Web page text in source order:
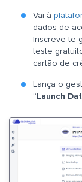
Vai à
dados de
Inscreve-te
teste
cartão de
Lança o
“ Launch